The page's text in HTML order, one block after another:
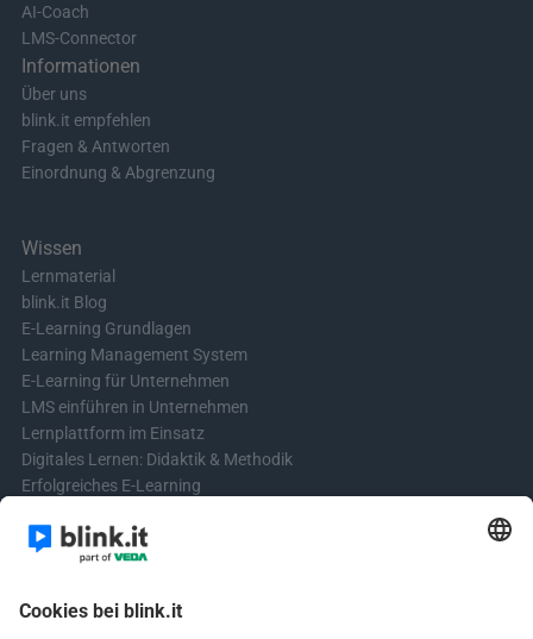
AI-Coach
LMS-Connector
Informationen
Über uns
blink.it empfehlen
Fragen & Antworten
Einordnung & Abgrenzung
Wissen
Lernmaterial
blink.it Blog
E-Learning Grundlagen
Learning Management System
E-Learning für Unternehmen
LMS einführen in Unternehmen
Lernplattform im Einsatz
Digitales Lernen: Didaktik & Methodik
Erfolgreiches E-Learning
Learning & Development
Videos für Online-Kurse erstellen